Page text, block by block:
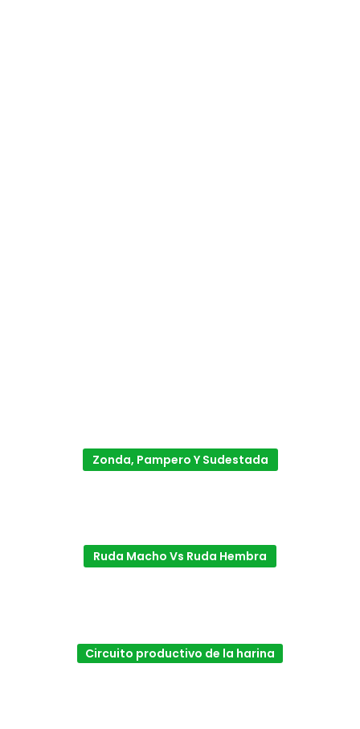
Zonda, Pampero Y Sudestada
Ruda Macho Vs Ruda Hembra
Circuito productivo de la harina